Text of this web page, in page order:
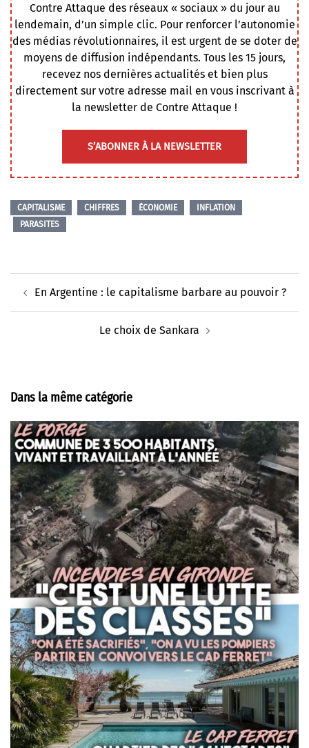
Contre Attaque des réseaux « sociaux » du jour au
lendemain, d’un simple clic. Pour renforcer l’autonomie
des médias révolutionnaires, il est urgent de se doter de
moyens de diffusion indépendants. Tous les 15 jours,
recevez nos dernières actualités et bien plus
directement sur votre adresse mail en vous inscrivant à
la newsletter de Contre Attaque !
S’ABONNER À LA NEWSLETTER
CAPITALISME CHIFFRES ÉCONOMIE
INFLATION
PARASITES
d’article
En Argentine : le capitalisme barbare au pouvoir ?
Le choix de Sankara
Dans la même catégorie